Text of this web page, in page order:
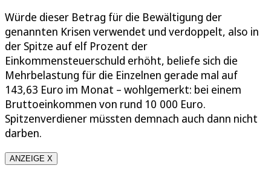
Würde dieser Betrag für die Bewältigung der
genannten Krisen verwendet und verdoppelt, also in
der Spitze auf elf Prozent der
Einkommensteuerschuld erhöht, beliefe sich die
Mehrbelastung für die Einzelnen gerade mal auf
143,63 Euro im Monat – wohlgemerkt: bei einem
Bruttoeinkommen von rund 10 000 Euro.
Spitzenverdiener müssten demnach auch dann nicht
darben.
ANZEIGE X